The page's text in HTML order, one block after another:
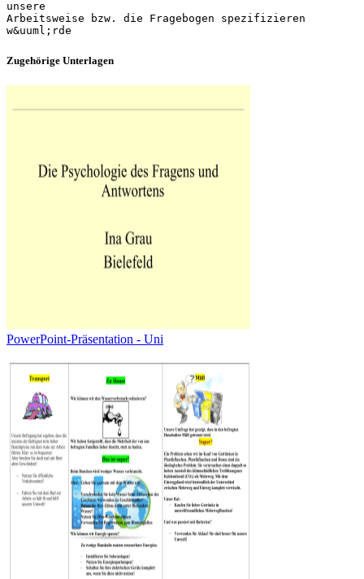
unsere
Arbeitsweise bzw. die Fragebogen spezifizieren
Zugehörige Unterlagen
PowerPoint-Präsentation - Uni